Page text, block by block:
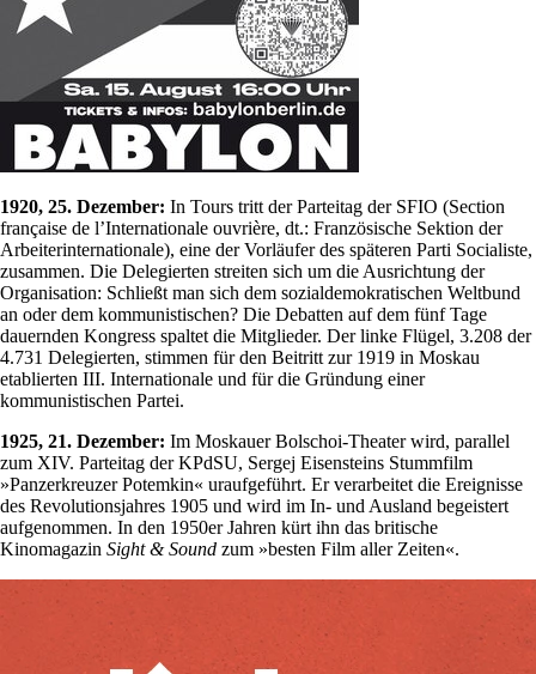
1920, 25. Dezember: In Tours tritt der Parteitag der SFIO (Section
française de l’Internationale ouvrière, dt.: Französische Sektion der
Arbeiterinternationale), eine der Vorläufer des späteren Parti Socialiste,
zusammen. Die Delegierten streiten sich um die Ausrichtung der
Organisation: Schließt man sich dem sozialdemokratischen Weltbund
an oder dem kommunistischen? Die Debatten auf dem fünf Tage
dauernden Kongress spaltet die Mitglieder. Der linke Flügel, 3.208 der
4.731 Delegierten, stimmen für den Beitritt zur 1919 in Moskau
etablierten III. Internationale und für die Gründung einer
kommunistischen Partei.
1925, 21. Dezember: Im Moskauer Bolschoi-Theater wird, parallel
zum XIV. Parteitag der KPdSU, Sergej Eisensteins Stummfilm
»Panzerkreuzer Potemkin« uraufgeführt. Er verarbeitet die Ereignisse
des Revolutionsjahres 1905 und wird im In- und Ausland begeistert
aufgenommen. In den 1950er Jahren kürt ihn das britische
Kinomagazin Sight & Sound zum »besten Film aller Zeiten«.